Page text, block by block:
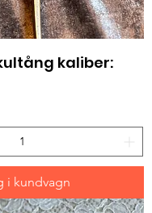
kaliber:
i kundvagn